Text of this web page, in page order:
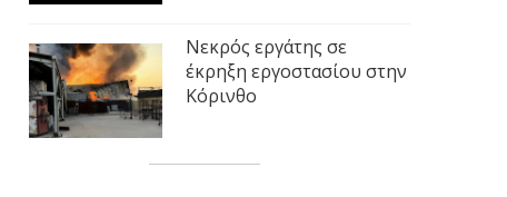
Νεκρός εργάτης σε
έκρηξη εργοστασίου στην
Κόρινθο